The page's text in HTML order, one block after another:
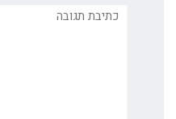
תגובה